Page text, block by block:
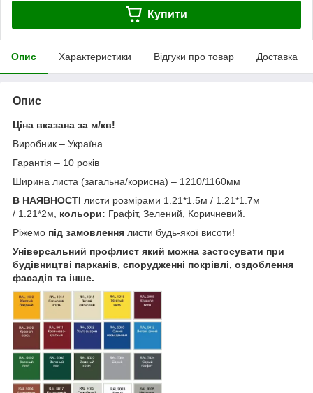
Купити
Опис Характеристики Відгуки про товар Доставка
Опис
Ціна вказана за м/кв!
Виробник – Україна
Гарантія – 10 років
Ширина листа (загальна/корисна) – 1210/1160мм
В НАЯВНОСТІ листи розмірами 1.21*1.5м / 1.21*1.7м
/ 1.21*2м, кольори: Графіт, Зелений, Коричневий.
Ріжемо під замовлення листи будь-якої висоти!
Універсальний профлист який можна застосувати при
будівництві парканів, спорудженні покрівлі, оздоблення
фасадів та інше.